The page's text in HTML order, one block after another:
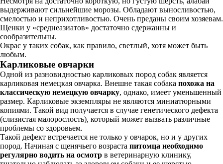
выдерживают сильнейшие морозы. Обладают выносливостью,
смелостью и неприхотливостью. Очень преданы своим хозяевам.
Щенки у «среднеазиатов» достаточно сдержанны и
сообразительны.
Окрас у таких собак, как правило, светлый, хотя может быть
любым.
Карликовые овчарки
Одной из разновидностью карликовых пород собак является
карликовая немецкая овчарка. Внешне такая собака похожа на
классическую немецкую овчарку, однако, имеет уменьшенный
размер. Карликовые экземпляры не являются миниатюрными
копиями. Такой вид получается в случае генетического дефекта
(слизистая малорослость), который может вызвать различные
проблемы со здоровьем.
Такой дефект встречается не только у овчарок, но и у других
пород. Начиная с щенячьего возраста питомца необходимо
регулярно водить на осмотр в ветеринарную клинику,